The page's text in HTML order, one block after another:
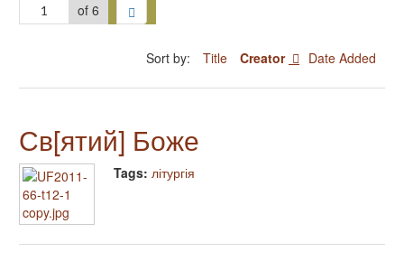
of 6
Sort by: Title Creator Date Added
Св[ятий] Боже
Tags: літургія